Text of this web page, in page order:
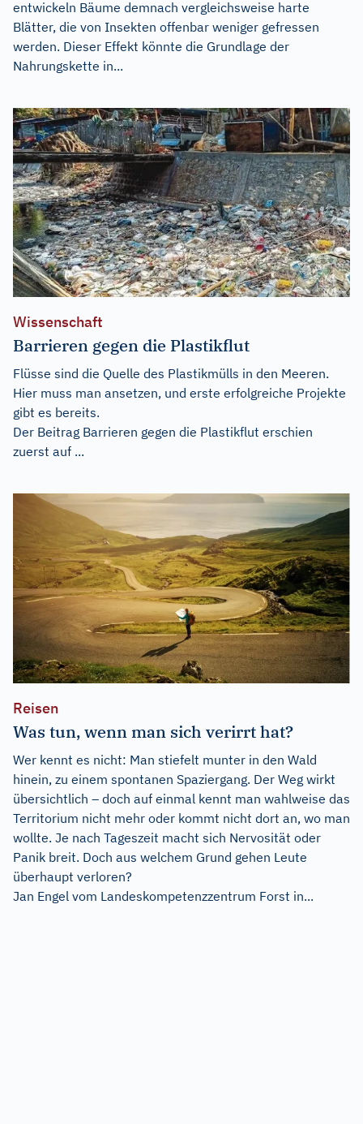
entwickeln Bäume demnach vergleichsweise harte
Blätter, die von Insekten offenbar weniger gefressen
werden. Dieser Effekt könnte die Grundlage der
Nahrungskette in...
Wissenschaft
Barrieren gegen die Plastikflut
Flüsse sind die Quelle des Plastikmülls in den Meeren.
Hier muss man ansetzen, und erste erfolgreiche Projekte
gibt es bereits.
Der Beitrag Barrieren gegen die Plastikflut erschien
zuerst auf ...
Reisen
Was tun, wenn man sich verirrt hat?
Wer kennt es nicht: Man stiefelt munter in den Wald
hinein, zu einem spontanen Spaziergang. Der Weg wirkt
übersichtlich – doch auf einmal kennt man wahlweise das
Territorium nicht mehr oder kommt nicht dort an, wo man
wollte. Je nach Tageszeit macht sich Nervosität oder
Panik breit. Doch aus welchem Grund gehen Leute
überhaupt verloren?
Jan Engel vom Landeskompetenzzentrum Forst in...